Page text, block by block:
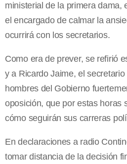
ministerial de la primera dama,
el encargado de calmar la
ocurrirá con los secretarios.
Como era de prever, se refirió
y a Ricardo Jaime, el
hombres del Gobierno
oposición, que por estas horas
cómo seguirán sus carreras
En declaraciones a radio
tomar distancia de la decisión